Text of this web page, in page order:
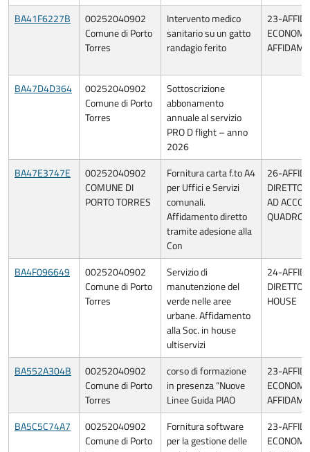
BA41F6227B
00252040902
Comune di Porto
Torres
Intervento medico
sanitario su un gatto
randagio ferito
23-
BA47D4D364
00252040902
Comune di Porto
Torres
Sottoscrizione
abbonamento
annuale al servizio
PRO D flight – anno
2026
BA47E3747E
00252040902
COMUNE DI
PORTO TORRES
Fornitura carta f.to A4
per Uffici e Servizi
comunali.
Affidamento diretto
tramite adesione alla
Con
26-
DIRETTO
AD
QUADRO/
BA4F096649
00252040902
Comune di Porto
Torres
Servizio di
manutenzione del
verde nelle aree
urbane. Affidamento
alla Soc. in house
ultiservizi
24-
DIRETTO
HOUSE
BA552A304B
00252040902
Comune di Porto
Torres
corso di formazione
in presenza “Nuove
Linee Guida PIAO
23-
BA5C5C74A7
00252040902
Comune di Porto
Fornitura software
per la gestione delle
23-